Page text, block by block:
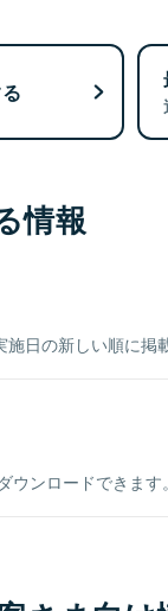
情報
日の新しい順に掲
ンロードできます。